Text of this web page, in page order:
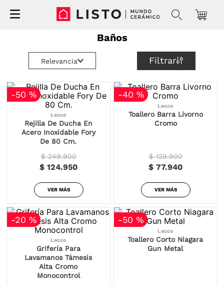
Baños
Relevancia Filtrar
-50 %
Lecco
Rejilla De Ducha En
Acero Inoxidable Fory
De 80 Cm.
$ 249.900
$ 124.950
VER MÁS
-40 %
Lecco
Toallero Barra Livorno
Cromo
$ 129.900
$ 77.940
VER MÁS
-20 %
Lecco
Grifería Para
Lavamanos Támesis
Alta Cromo
Monocontrol
-50 %
Lecco
Toallero Corto Niagara
Gun Metal